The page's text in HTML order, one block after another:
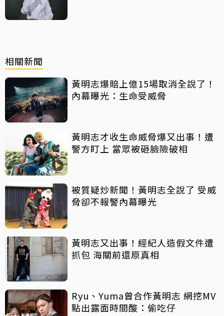
相關新聞
黃明志爆賠上億15場取消全說了！
內幕曝光：生命受威脅
黃明志才收生命威脅爆又出事！遭
警方盯上 當眾被砸臉險破相
被質疑炒新聞！黃明志全說了 受威
脅卻不報警內幕曝光
黃明志又出事！經紀人造假文件遭
抓包 海關前還原真相
Ryu、Yuma曾合作黃明志 網挖MV
點出露面時間酸：偷吃仔